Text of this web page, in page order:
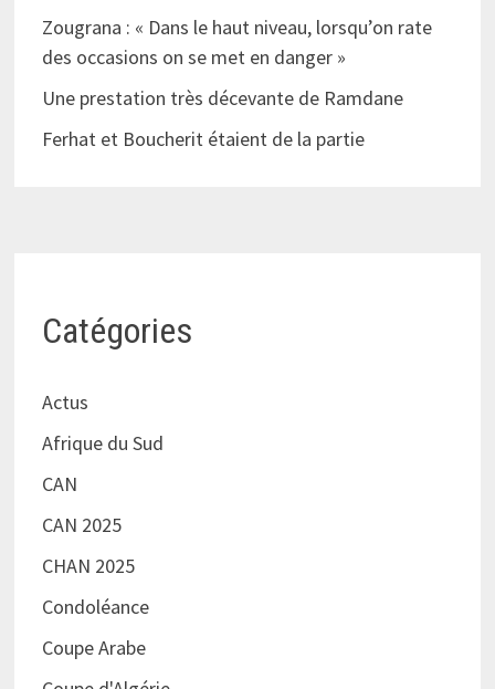
Zougrana : « Dans le haut niveau, lorsqu’on rate
des occasions on se met en danger »
Une prestation très décevante de Ramdane
Ferhat et Boucherit étaient de la partie
Catégories
Actus
Afrique du Sud
CAN
CAN 2025
CHAN 2025
Condoléance
Coupe Arabe